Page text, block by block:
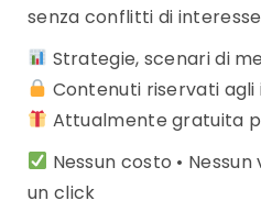
senza conflitti di
Strategie, scenari di
Contenuti riservati
Attualmente gratuita
Nessun costo •
un click